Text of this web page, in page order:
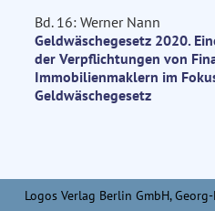
Bd. 16: Werner Nann
Geldwäschegesetz 2020.
der Verpflichtungen von
Immobilienmaklern im
Geldwäschegesetz
Logos Verlag Berlin GmbH,